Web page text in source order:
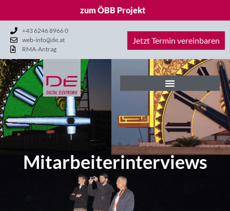
zum ÖBB Projekt
+43 6246 8966 0
web-info@de.at
RMA-Antrag
Jetzt Termin vereinbaren
Mitarbeiterinterviews